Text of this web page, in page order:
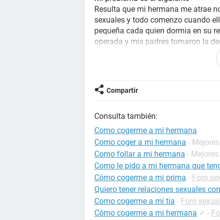
Resulta que mi hermana me atrae
sexuales y todo comenzo cuando
pequeña cada quien dormia en su
operada y mis padres tomaron la
dormia con puro calzon y una
(mi hermana para ese entonces
paso al siguiente dia como si nada
vez me atrevi a jalarla hacia mi y
mismo solo que comenzaba a
ya no solo era eso sino manocear
solo queria que llegará la noche
noche en que me decidi a bajarle
mas que pudiese no hubo
vagina y a relizar movimientos se
solo que como dicen por ai me deje
hacia lo mismo hasta que una dia
Compartir
Consulta también:
Como cogerme a mi hermana
Como coger a mi hermana -
Como follar a mi hermana -
Como le pido a mi hermana que
Cómo cogerme a mi prima - Foro
Quiero tener relaciones sexuales
Como cogerme a mi tia - Foro
Cómo cogerme a mi hermana ✓ -